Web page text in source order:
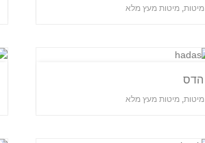
מיטות, מיטות מעץ מלא
הדס
מיטות, מיטות מעץ מלא